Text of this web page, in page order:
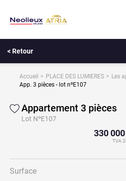
< Retour
Accueil PLACE DES LUMIERES
Les
App. 3 pièces - lot nºE107
Appartement 3 pièces
Lot NºE107
330
TVA
Surface